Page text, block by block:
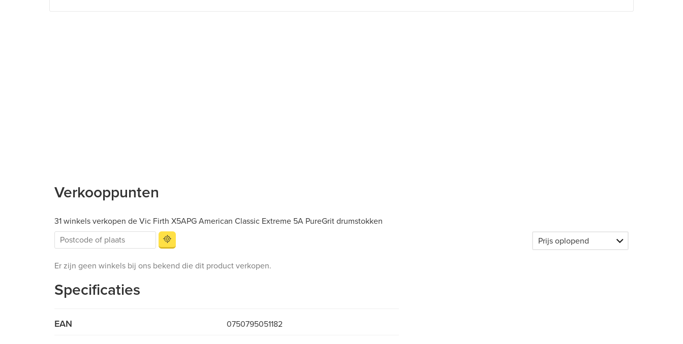
Verkooppunten
31 winkels verkopen de Vic Firth X5APG American Classic Extreme 5A PureGrit drumstokken
Er zijn geen winkels bij ons bekend die dit product verkopen.
Specificaties
EAN 0750795051182